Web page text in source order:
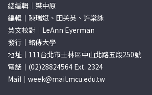
總編輯｜樊中原
編輯｜陳瑞斌、田美英、許棠詠
英文校對｜LeAnn Eyerman
發行｜銘傳大學
地址｜111台北市士林區中山北路五段250號
電話｜(02)28824564 Ext. 2324
Mail｜ week@mail.mcu.edu.tw